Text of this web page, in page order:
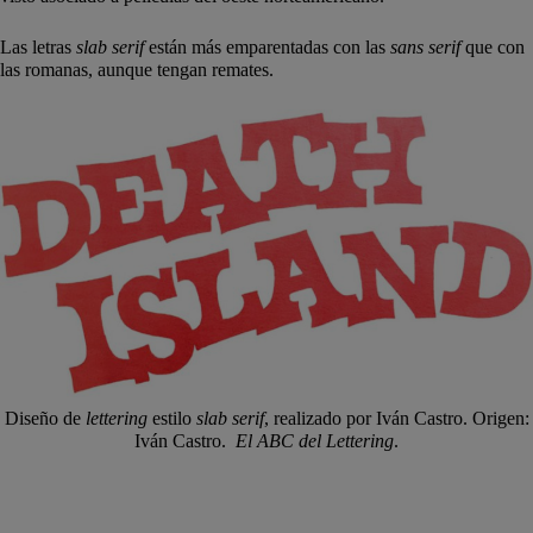
Las letras slab serifestán más emparentadas con las sans serifque con
las romanas, aunque tengan remates.
Diseño de letteringestilo slab serif, realizado por Iván Castro. Origen:
Iván Castro. El ABC del Lettering.